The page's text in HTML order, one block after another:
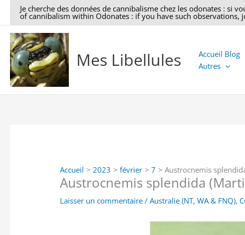
Je cherche des données de cannibalisme chez les odonates : si
of cannibalism within Odonates : if you have such
Mes Libellules Accueil Blog
Autres
Accueil 2023 février 7 Austrocnemis
Austrocnemis splendida
Laisser un commentaire /Australie (NT, WA & FNQ),